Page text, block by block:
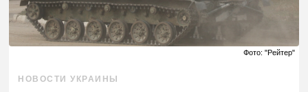
Фото: "Рейтер"
НОВОСТИ УКРАИНЫ